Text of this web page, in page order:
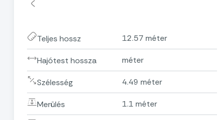
Teljes hossz 12.57 méter
Hajótest hossza méter
Szélesség 4.49 méter
Merülés 1.1 méter